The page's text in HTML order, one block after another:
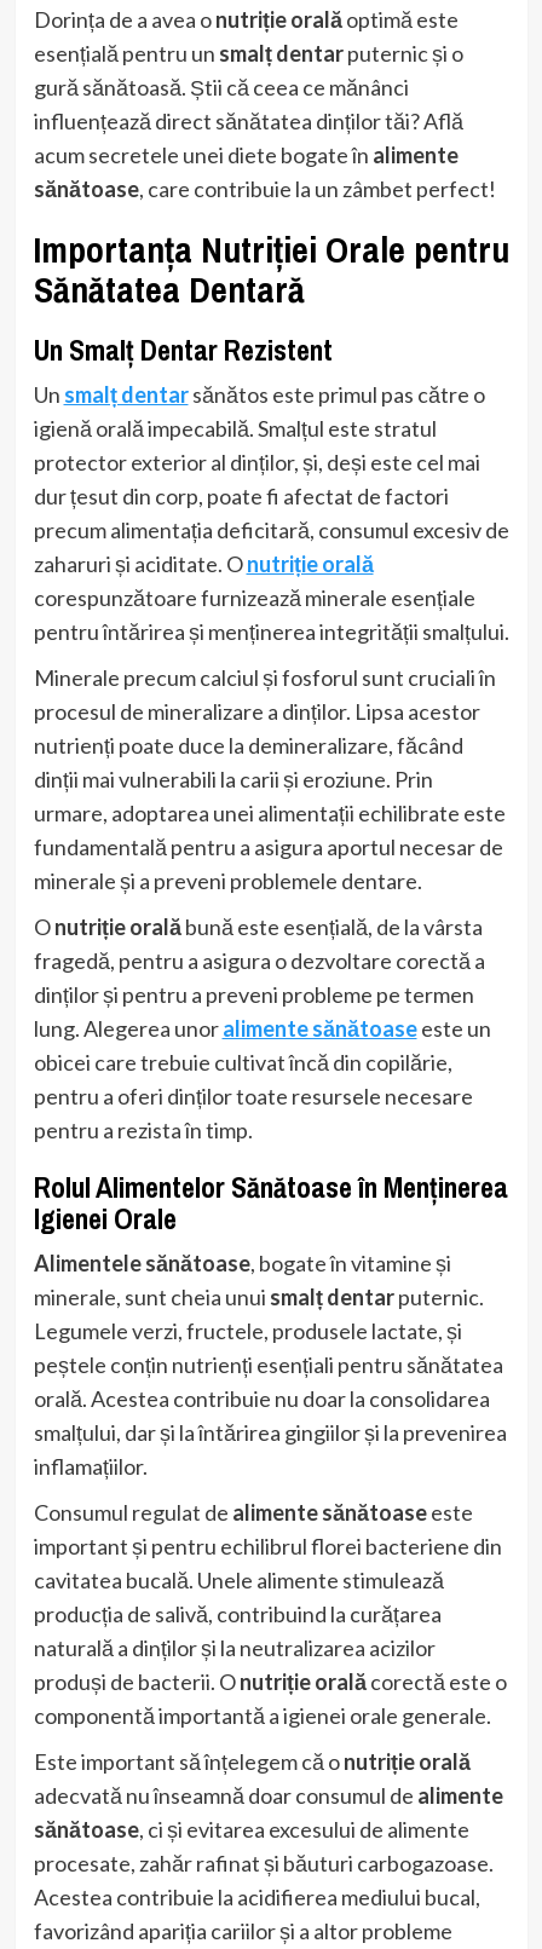
Dorința de a avea onutriție oralăoptimă este
esențială pentru un smalț dentarputernic și o
gură sănătoasă. Știi că ceea ce mănânci
influențează direct sănătatea dinților tăi? Află
acum secretele unei diete bogate în alimente
sănătoase, care contribuie la un zâmbet perfect!
Importanța Nutriției Orale pentru
Sănătatea Dentară
Un Smalț Dentar Rezistent
Un smalț dentarsănătos este primul pas către o
igienă orală impecabilă. Smalțul este stratul
protector exterior al dinților, și, deși este cel mai
dur țesut din corp, poate fi afectat de factori
precum alimentația deficitară, consumul excesiv de
zaharuri și aciditate. Onutriție orală
corespunzătoare furnizează minerale esențiale
pentru întărirea și menținerea integrității smalțului.
Minerale precum calciul și fosforul sunt cruciali în
procesul de mineralizare a dinților. Lipsa acestor
nutrienți poate duce la demineralizare, făcând
dinții mai vulnerabili la carii și eroziune. Prin
urmare, adoptarea unei alimentații echilibrate este
fundamentală pentru a asigura aportul necesar de
minerale și a preveni problemele dentare.
Onutriție oralăbună este esențială, de la vârsta
fragedă, pentru a asigura o dezvoltare corectă a
dinților și pentru a preveni probleme pe termen
lung. Alegerea unoralimente sănătoaseeste un
obicei care trebuie cultivat încă din copilărie,
pentru a oferi dinților toate resursele necesare
pentru a rezista în timp.
Rolul Alimentelor Sănătoase în Menținerea
Igienei Orale
Alimentele sănătoase, bogate în vitamine și
minerale, sunt cheia unui smalț dentarputernic.
Legumele verzi, fructele, produsele lactate, și
peștele conțin nutrienți esențiali pentru sănătatea
orală. Acestea contribuie nu doar la consolidarea
smalțului, dar și la întărirea gingiilor și la prevenirea
inflamațiilor.
Consumul regulat de alimente sănătoaseeste
important și pentru echilibrul florei bacteriene din
cavitatea bucală. Unele alimente stimulează
producția de salivă, contribuind la curățarea
naturală a dinților și la neutralizarea acizilor
produși de bacterii. Onutriție oralăcorectă este o
componentă importantă a igienei orale generale.
Este important să înțelegem că onutriție orală
adecvată nu înseamnă doar consumul de alimente
sănătoase, ci și evitarea excesului de alimente
procesate, zahăr rafinat și băuturi carbogazoase.
Acestea contribuie la acidifierea mediului bucal,
favorizând apariția cariilor și a altor probleme